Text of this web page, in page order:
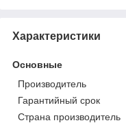
Характеристики
Основные
Производитель
Гарантийный срок
Страна производитель